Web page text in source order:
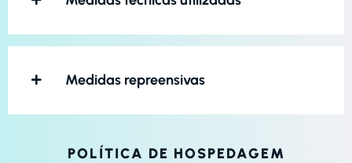
Medidas repreensivas
POLÍTICA DE HOSPEDAGEM